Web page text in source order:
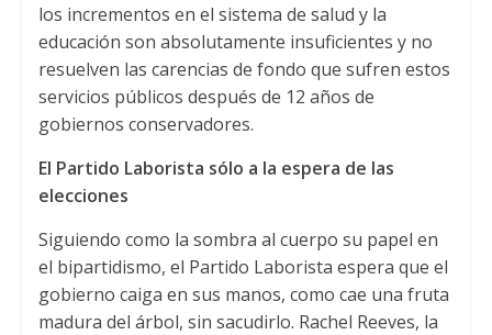
los incrementos en el sistema de salud y la
educación son absolutamente insuficientes y no
resuelven las carencias de fondo que sufren estos
servicios públicos después de 12 años de
gobiernos conservadores.
El Partido Laborista sólo a la espera de las
elecciones
Siguiendo como la sombra al cuerpo su papel en
el bipartidismo, el Partido Laborista espera que el
gobierno caiga en sus manos, como cae una fruta
madura del árbol, sin sacudirlo. Rachel Reeves, la